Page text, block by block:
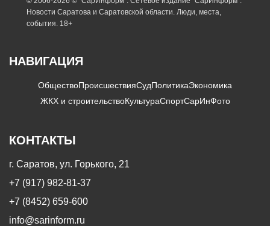
Новости Саратова и Саратовской области. Люди, места,
события. 18+
НАВИГАЦИЯ
ОбществоПроисшествияСудПолитикаЭкономика
ЖКХ и строительствоКультураСпортСарИнФото
КОНТАКТЫ
г. Саратов, ул. Горького, 21
+7 (917) 982-81-37
+7 (8452) 659-600
info@sarinform.ru